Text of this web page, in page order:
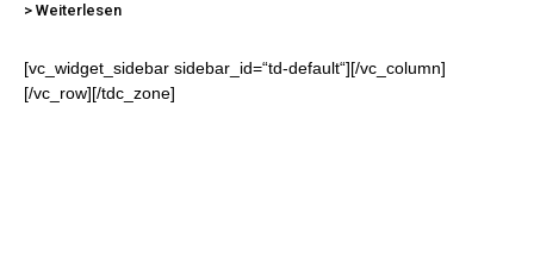
> Weiterlesen
[vc_widget_sidebar sidebar_id=“td-default“][/vc_column]
[/vc_row][/tdc_zone]